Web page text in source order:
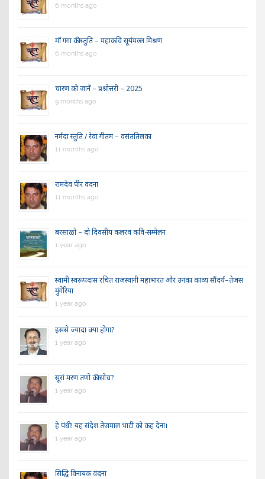
6 months ago
माँ गंगा की स्तुति – महाकवि सूर्यमल्ल मिश्रण
6 months ago
चारण को जानें – प्रश्नोत्तरी – 2025
9 months ago
नर्मदा स्तुति / रेवा गीतम – वसंततिलका
11 months ago
रामदेव पीर वंदना
11 months ago
बरसाळो – दो दिवसीय कलरव कवि-सम्मेलन
1 year ago
स्वामी स्वरूपदास रचित राजस्थानी महाभारत और उनका काव्य सौंदर्य–तेजस
मुंगेरिया
1 year ago
इससे ज्यादा क्या होगा?
1 year ago
सूरां मरण तणो की सोच?
1 year ago
हे पंथी! यह संदेश तेजमाल भाटी को कह देना।
1 year ago
सिद्धि विनायक वंदना